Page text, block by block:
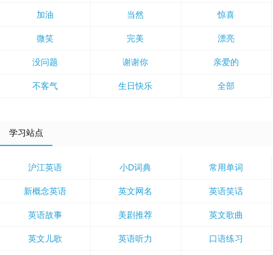
加油 当然 惊喜
微笑 完美 漂亮
没问题 谢谢你 亲爱的
不客气 生日快乐 全部
学习站点
沪江英语 小D词典 常用单词
新概念英语 英文网名 英语笑话
英语故事 美剧推荐 英文歌曲
英文儿歌 英语听力 口语练习